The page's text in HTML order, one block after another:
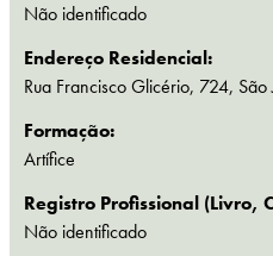
Não identificado
Endereço Residencial:
Rua Francisco Glicério, 724, São
Formação:
Artífice
Registro Profissional (Livro,
Não identificado